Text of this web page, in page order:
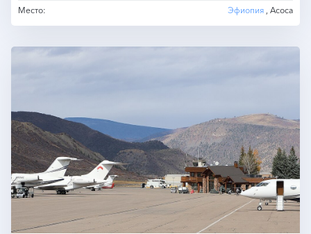
Место:
Эфиопия , Асоса